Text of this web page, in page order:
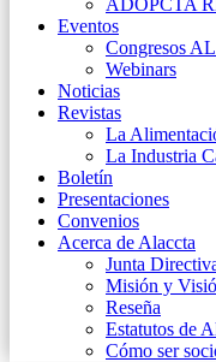
ADOPCTA
Eventos
Congresos
Webinars
Noticias
Revistas
La
La Industria
Boletín
Presentaciones
Convenios
Acerca de Alaccta
Junta
Misión y
Reseña
Estatutos de
Cómo ser